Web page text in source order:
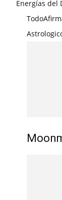
Energías del
Todo